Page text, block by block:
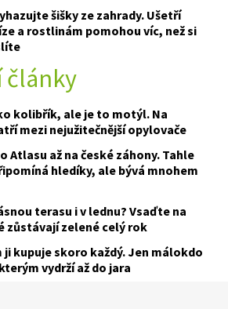
šišky ze zahrady. Ušetří
a rostlinám pomohou víc, než si
články
kolibřík, ale je to motýl. Na
mezi nejužitečnější opylovače
Atlasu až na české záhony. Tahle
hledíky, ale bývá mnohem
terasu i v lednu? Vsaďte na
zůstávají zelené celý rok
ji kupuje skoro každý. Jen málokdo
vydrží až do jara